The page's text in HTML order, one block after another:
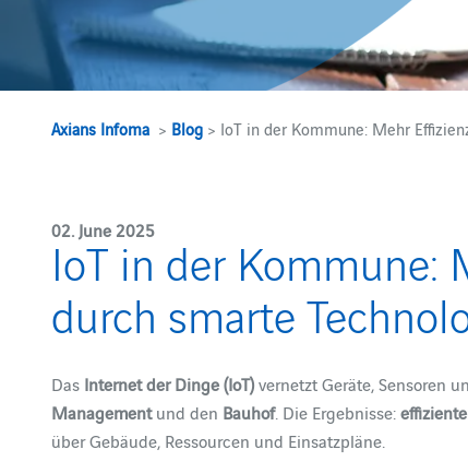
Axians Infoma > Blog > IoT in der Kommune: Mehr
02. June 2025
IoT in der Kommune:
durch smarte
Das Internet der Dinge (IoT)vernetzt Geräte, Sensoren
Managementund den Bauhof. Die Ergebnisse:
über Gebäude, Ressourcen und Einsatzpläne.